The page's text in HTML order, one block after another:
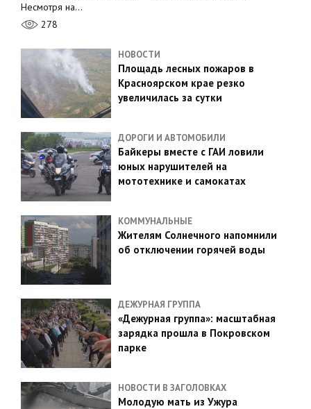
Несмотря на…
278
НОВОСТИ
Площадь лесных пожаров в
Красноярском крае резко
увеличилась за сутки
ДОРОГИ И АВТОМОБИЛИ
Байкеры вместе с ГАИ ловили
юных нарушителей на
мототехнике и самокатах
КОММУНАЛЬНЫЕ
Жителям Солнечного напомнили
об отключении горячей воды
ДЕЖУРНАЯ ГРУППА
«Дежурная группа»: масштабная
зарядка прошла в Покровском
парке
НОВОСТИ В ЗАГОЛОВКАХ
Молодую мать из Ужура